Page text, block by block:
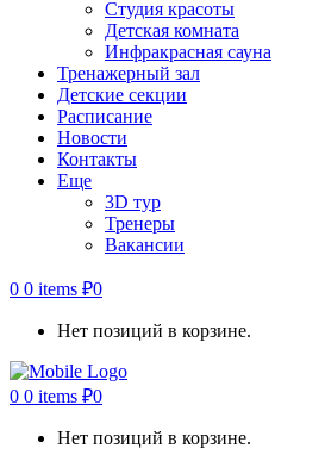
Студия красоты
Детская комната
Инфракрасная сауна
Тренажерный зал
Детские секции
Расписание
Новости
Контакты
Еще
3D тур
Тренеры
Вакансии
0 0 items ₽0
Нет позиций в корзине.
0 0 items ₽0
Нет позиций в корзине.